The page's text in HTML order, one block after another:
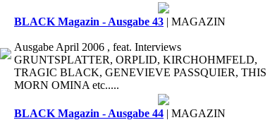
BLACK Magazin - Ausgabe 43 | MAGAZIN
Ausgabe April 2006 , feat. Interviews
GRUNTSPLATTER, ORPLID, KIRCHOHMFELD,
TRAGIC BLACK, GENEVIEVE PASSQUIER, THIS
MORN OMINA etc.....
BLACK Magazin - Ausgabe 44 | MAGAZIN